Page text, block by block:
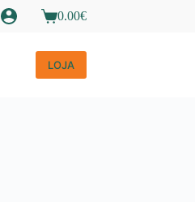
Carrinho
compras
0.00€
LOJA